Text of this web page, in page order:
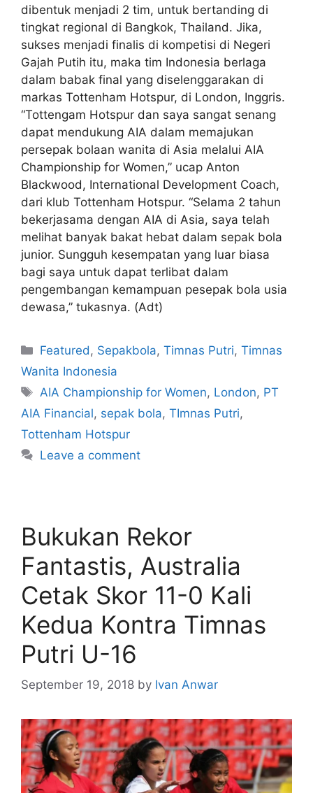
dibentuk menjadi 2 tim, untuk bertanding di
tingkat regional di Bangkok, Thailand. Jika,
sukses menjadi finalis di kompetisi di Negeri
Gajah Putih itu, maka tim Indonesia berlaga
dalam babak final yang diselenggarakan di
markas Tottenham Hotspur, di London, Inggris.
“Tottengam Hotspur dan saya sangat senang
dapat mendukung AIA dalam memajukan
persepak bolaan wanita di Asia melalui AIA
Championship for Women,” ucap Anton
Blackwood, International Development Coach,
dari klub Tottenham Hotspur. “Selama 2 tahun
bekerjasama dengan AIA di Asia, saya telah
melihat banyak bakat hebat dalam sepak bola
junior. Sungguh kesempatan yang luar biasa
bagi saya untuk dapat terlibat dalam
pengembangan kemampuan pesepak bola usia
dewasa,” tukasnya. (Adt)
Featured , Sepakbola,Timnas Putri,Timnas
Wanita Indonesia
AIA Championship for Women, London, PT
AIA Financial, sepak bola, TImnas Putri,
Tottenham Hotspur
Leave a comment
Bukukan Rekor
Fantastis, Australia
Cetak Skor 11-0 Kali
Kedua Kontra Timnas
Putri U-16
September 19, 2018 by Ivan Anwar